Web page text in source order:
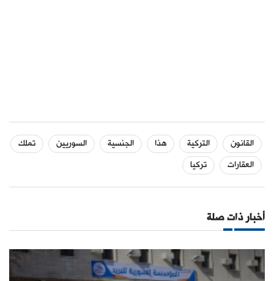
القانون التركية هذا الجنسية السوريين
تملك
العقارات
تركيا
أخبار ذات صلة